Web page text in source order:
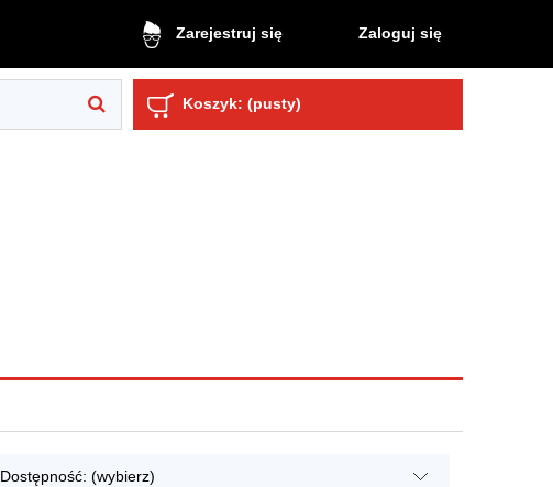
Zarejestruj się Zaloguj się
Koszyk: (pusty)
Dostępność: (wybierz)